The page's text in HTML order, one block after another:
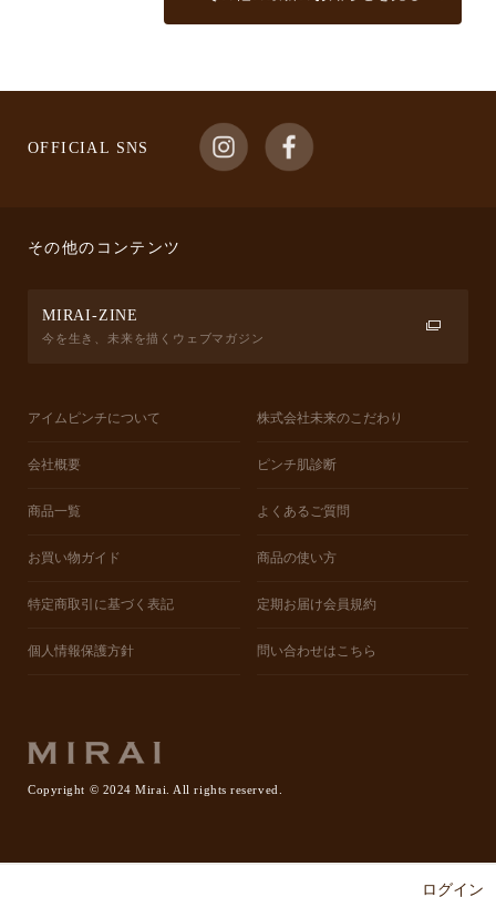
OFFICIAL SNS
その他のコンテンツ
MIRAI-ZINE
今を生き、未来を描くウェブマガジン
アイムピンチについて 株式会社未来のこだわり
会社概要 ピンチ肌診断
商品一覧 よくあるご質問
お買い物ガイド 商品の使い方
特定商取引に基づく表記 定期お届け会員規約
個人情報保護方針 問い合わせはこちら
Copyright © 2024 Mirai. All rights reserved.
ログイン